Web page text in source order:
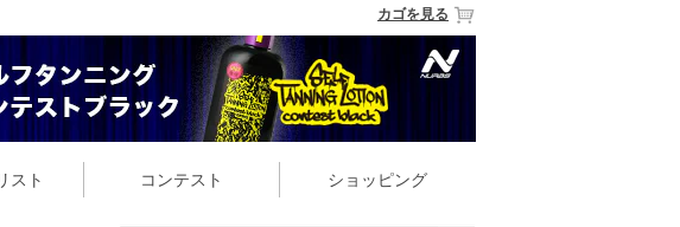
カゴを見る
スト コンテスト ショッピング